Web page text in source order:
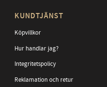
KUNDTJÄNST
Köpvillkor
Hur handlar jag?
Integritetspolicy
Reklamation och retur